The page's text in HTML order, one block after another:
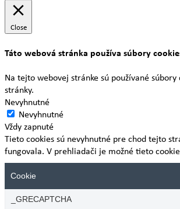
Close
Táto webová stránka používa súbory
Na tejto webovej stránke sú používané
stránky.
Nevyhnutné
Nevyhnutné
Vždy zapnuté
Tieto cookies sú nevyhnutné pre chod tejto
fungovala. V prehliadači je možné tieto
Cookie
_GRECAPTCHA